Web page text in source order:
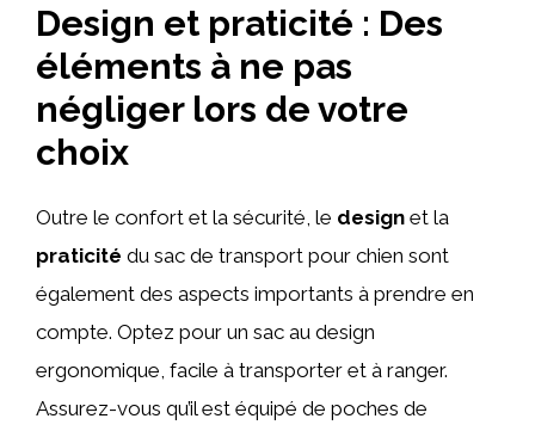
Design et praticité : Des
éléments à ne pas
négliger lors de votre
choix
Outre le confort et la sécurité, le design et la
praticité du sac de transport pour chien sont
également des aspects importants à prendre en
compte. Optez pour un sac au design
ergonomique, facile à transporter et à ranger.
Assurez-vous qu’il est équipé de poches de